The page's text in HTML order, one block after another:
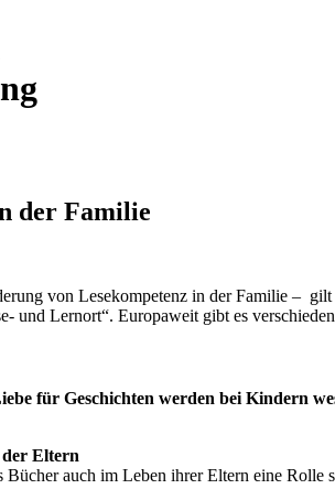
der Familie
von Lesekompetenz in der Familie –
und Lernort“. Europaweit gibt es
für Geschichten werden bei Kindern
Eltern
Bücher auch im Leben ihrer Eltern eine Rolle